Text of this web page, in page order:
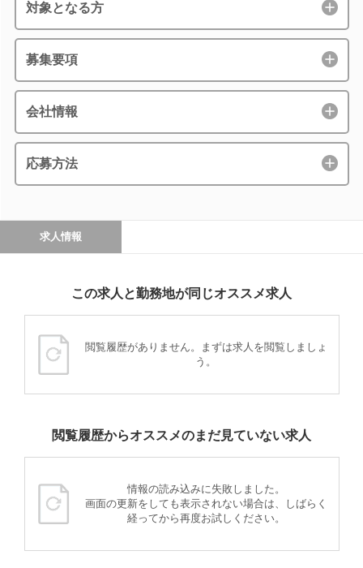
対象となる方
募集要項
会社情報
応募方法
求人情報
この求人と勤務地が同じオススメ求人
閲覧履歴がありません。まずは求人を閲覧しましょ
う。
閲覧履歴からオススメのまだ見ていない求人
情報の読み込みに失敗しました。
画面の更新をしても表示されない場合は、しばらく
経ってから再度お試しください。